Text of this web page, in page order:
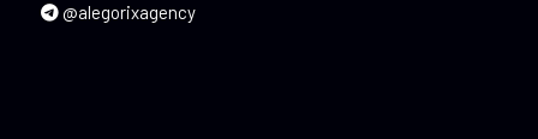
@alegorixagency